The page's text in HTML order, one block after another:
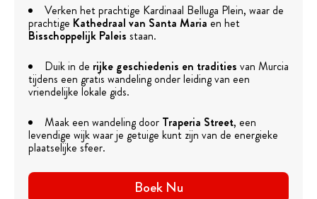
Verken het prachtige Kardinaal Belluga Plein, waar de
prachtige Kathedraal van Santa Mariaen het
Bisschoppelijk Paleis staan.
Duik in de rijke geschiedenis en tradities van Murcia
tijdens een gratis wandeling onder leiding van een
vriendelijke lokale gids.
Maak een wandeling door Traperia Street, een
levendige wijk waar je getuige kunt zijn van de energieke
plaatselijke sfeer.
Boek Nu